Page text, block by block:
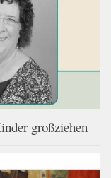
großziehen